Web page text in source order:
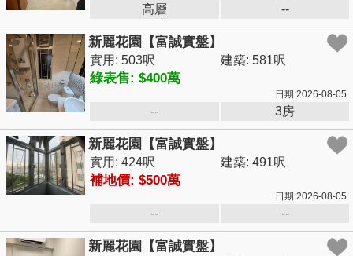
高層 --
新麗花園【富誠實盤】
實用: 503呎 建築: 581呎
綠表售: $400萬
日期:2026-08-05
-- 3房
新麗花園【富誠實盤】
實用: 424呎 建築: 491呎
補地價: $500萬
日期:2026-08-05
-- --
新麗花園【富誠實盤】